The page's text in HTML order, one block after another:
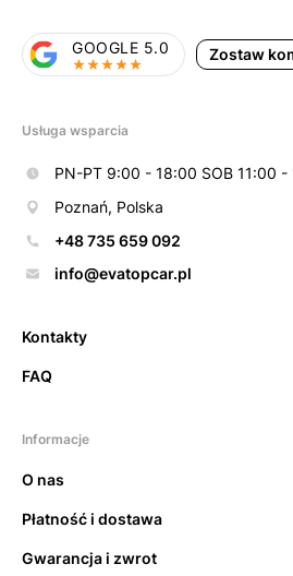
Zostaw
GOOGLE 5.0
Usługa wsparcia
PN-PT 9:00 - 18:00 SOB 11:00 -
Poznań, Polska
+48 735 659 092
info@evatopcar.pl
Kontakty
FAQ
Informacje
O nas
Płatność i dostawa
Gwarancja i zwrot